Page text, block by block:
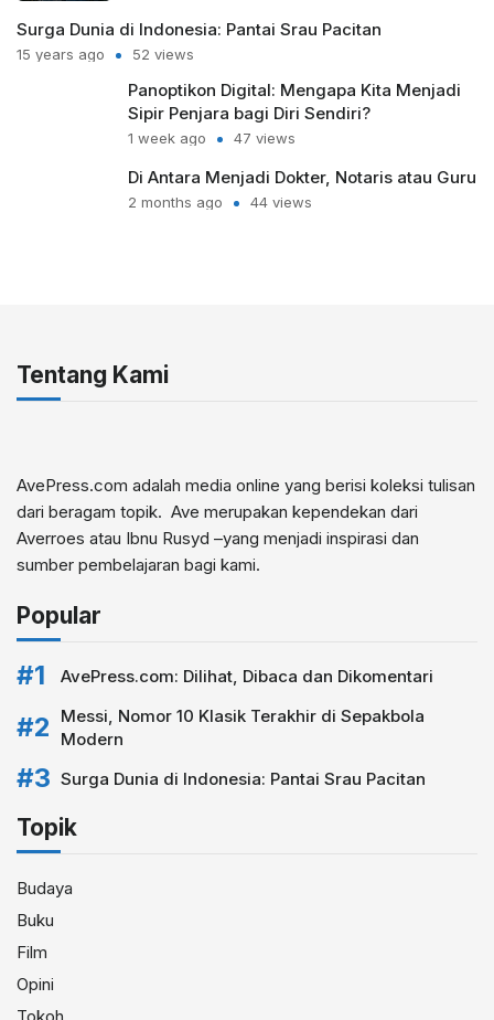
Surga Dunia di Indonesia: Pantai Srau Pacitan
15 years ago 52 views
Panoptikon Digital: Mengapa Kita Menjadi
Sipir Penjara bagi Diri Sendiri?
1 week ago 47 views
Di Antara Menjadi Dokter, Notaris atau Guru
2 months ago 44 views
Tentang Kami
AvePress.com adalah media online yang berisi koleksi tulisan
dari beragam topik. Ave merupakan kependekan dari
Averroes atau Ibnu Rusyd –yang menjadi inspirasi dan
sumber pembelajaran bagi kami.
Popular
AvePress.com: Dilihat, Dibaca dan Dikomentari
Messi, Nomor 10 Klasik Terakhir di Sepakbola
Modern
Surga Dunia di Indonesia: Pantai Srau Pacitan
Topik
Budaya
Buku
Film
Opini
Tokoh